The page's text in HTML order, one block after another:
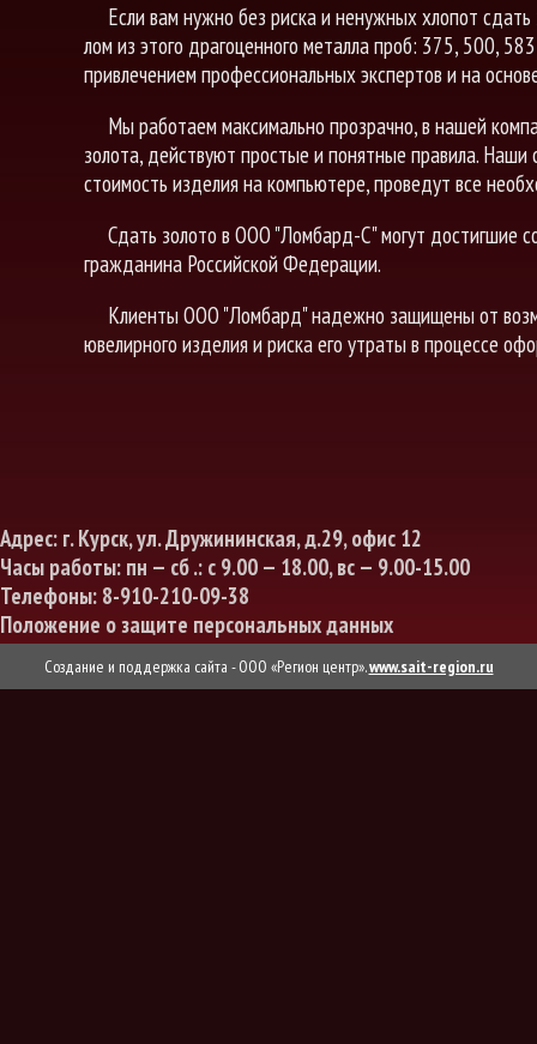
Если вам нужно без риска и ненужных хлопот
лом из этого драгоценного металла проб: 375, 500,
привлечением профессиональных экспертов и на
Мы работаем максимально прозрачно, в нашей
золота, действуют простые и понятные правила.
стоимость изделия на компьютере, проведут все
Сдать золото в ООО "Ломбард-С" могут достигшие
гражданина Российской Федерации.
Клиенты ООО "Ломбард" надежно защищены от
ювелирного изделия и риска его утраты в процессе
Адрес: г. Курск, ул. Дружининская, д.29, офис 12
Часы работы: пн — сб .: с 9.00 — 18.00, вс — 9.00-15.00
Телефоны: 8-910-210-09-38
Положение о защите персональных данных
Создание и поддержка сайта - ООО «Регион центр». www.sait-region.ru